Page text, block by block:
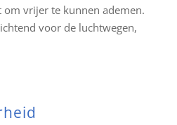
vrijer te kunnen ademen.
voor de luchtwegen,